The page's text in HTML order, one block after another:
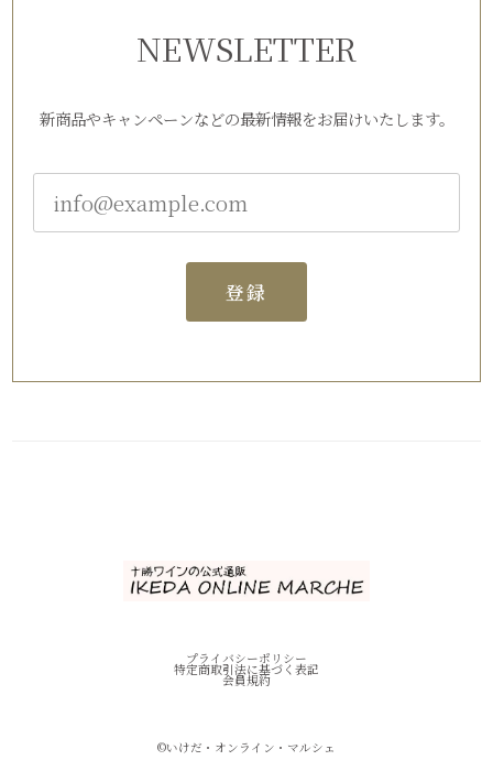
NEWSLETTER
新商品やキャンペーンなどの最新情報をお届けいたします。
登録
プライバシーポリシー
特定商取引法に基づく表記
会員規約
©︎いけだ・オンライン・マルシェ